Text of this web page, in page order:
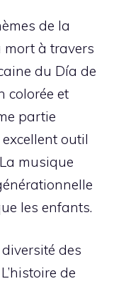
de la
mort à travers
du Día de
colorée et
partie
outil
musique
les enfants.
des
de